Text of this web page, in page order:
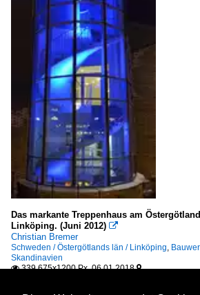
Das markante Treppenhaus am
Linköping. (Juni 2012) 
Christian Bremer
Schweden / Östergötlands län / Linköping,
Skandinavien
339 675x1200 Px, 06.01.2018